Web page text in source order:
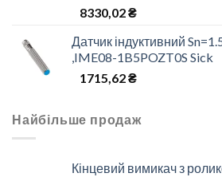
8330,02₴
Датчик індуктивний
,IME08-1B5POZT0S Sick
1715,62₴
Найбільше продаж
Кінцевий вимикач з